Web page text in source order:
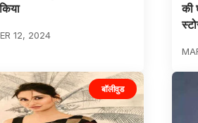
12, 2024
की
बॉलीवुड